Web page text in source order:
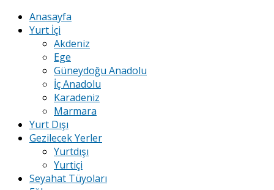
Anasayfa
Yurt İçi
Akdeniz
Ege
Güneydoğu Anadolu
İç Anadolu
Karadeniz
Marmara
Yurt Dışı
Gezilecek Yerler
Yurtdışı
Yurtiçi
Seyahat Tüyoları